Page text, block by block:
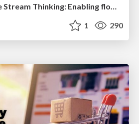
1 290